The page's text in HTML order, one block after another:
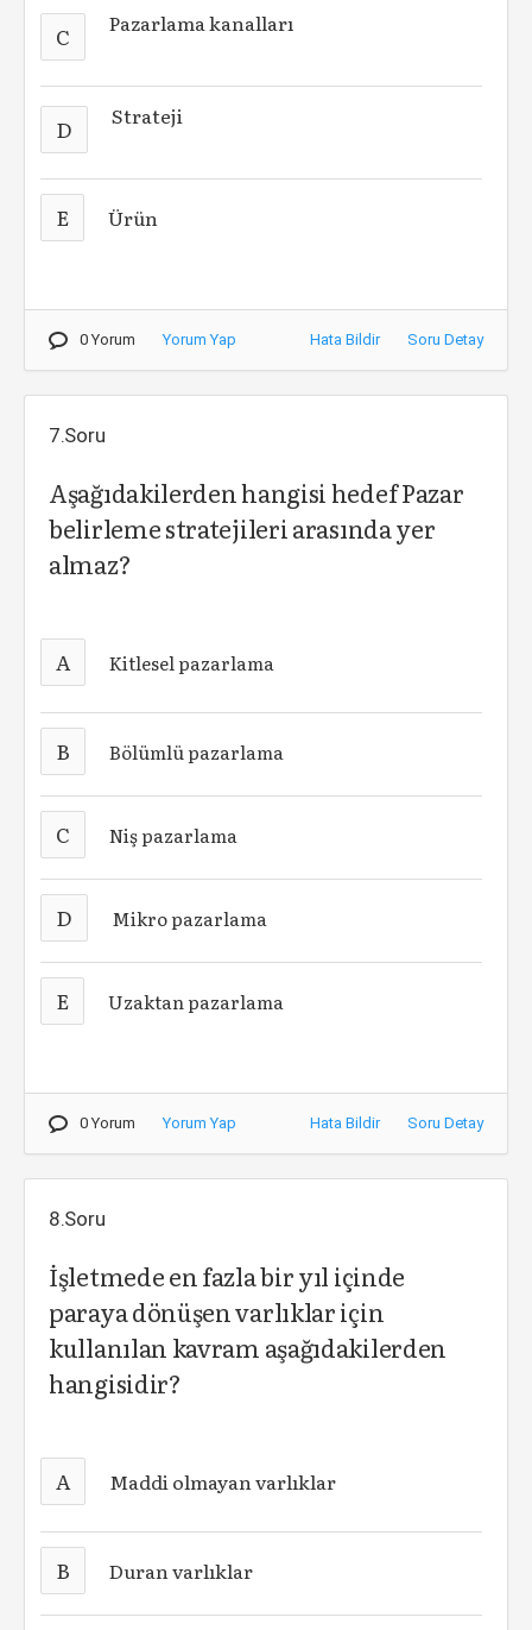
C Pazarlama kanalları
D Strateji
E Ürün
0 Yorum Yorum Yap Hata Bildir Soru Detay
7.Soru
Aşağıdakilerden hangisi hedef Pazar
belirleme stratejileri arasında yer
almaz?
A Kitlesel pazarlama
B Bölümlü pazarlama
C Niş pazarlama
D Mikro pazarlama
E Uzaktan pazarlama
0 Yorum Yorum Yap Hata Bildir Soru Detay
8.Soru
İşletmede en fazla bir yıl içinde
paraya dönüşen varlıklar için
kullanılan kavram aşağıdakilerden
hangisidir?
A Maddi olmayan varlıklar
B Duran varlıklar